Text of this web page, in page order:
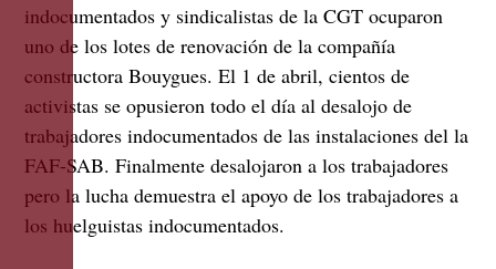
indocumentados y sindicalistas de la CGT ocuparon
uno de los lotes de renovación de la compañía
constructora Bouygues. El 1 de abril, cientos de
activistas se opusieron todo el día al desalojo de
trabajadores indocumentados de las instalaciones del la
FAF-SAB. Finalmente desalojaron a los trabajadores
pero la lucha demuestra el apoyo de los trabajadores a
los huelguistas indocumentados.